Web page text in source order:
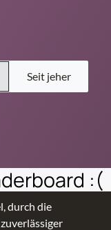
Seit jeher
:(
durch die